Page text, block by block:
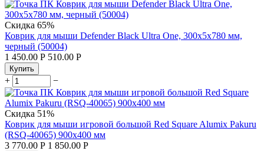
Скидка 65%
Коврик для мыши Defender Black Ultra One, 300x5x780 мм,
черный (50004)
1 450.00 Р 510.00 Р
Купить
+ −
Скидка 51%
Коврик для мыши игровой большой Red Square Alumix Pakuru
(RSQ-40065) 900х400 мм
3 770.00 Р 1 850.00 Р